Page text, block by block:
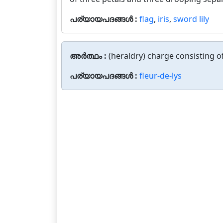
പര്യായപദങ്ങൾ : flag, iris, sword lily
അർത്ഥം : (heraldry) charge consisting
പര്യായപദങ്ങൾ : fleur-de-lys